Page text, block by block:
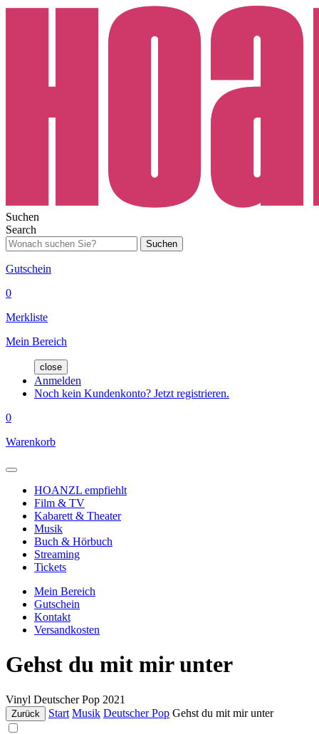
Suchen
Search
Suchen
Gutschein
0
Merkliste
Mein Bereich
close
Anmelden
Noch kein Kundenkonto? Jetzt registrieren.
0
Warenkorb
HOANZL empfiehlt
Film & TV
Kabarett & Theater
Musik
Buch & Hörbuch
Streaming
Tickets
Mein Bereich
Gutschein
Kontakt
Versandkosten
Gehst du mit mir unter
Vinyl Deutscher Pop 2021
Zurück Start Musik Deutscher Pop Gehst du mit mir unter